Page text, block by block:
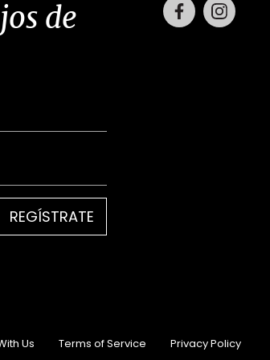
de
REGÍSTRATE
Facebook
Us Terms of Service Privacy Policy